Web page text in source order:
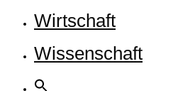
Wirt­schaft
Wis­sen­schaft